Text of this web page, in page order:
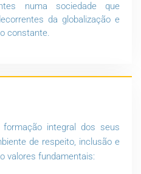
numa sociedade que
da globalização e
constante.
integral dos seus
de respeito, inclusão e
valores fundamentais: